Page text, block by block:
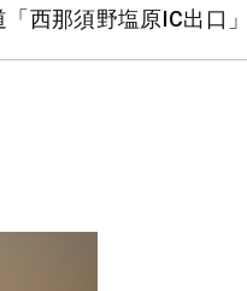
「西那須野塩原IC出口